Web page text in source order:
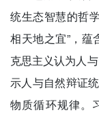
统生态智慧的哲
相天地之宜”，蕴
克思主义认为人
示人与自然辩证
物质循环规律。